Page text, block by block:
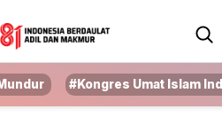
#Kongres Umat Islam